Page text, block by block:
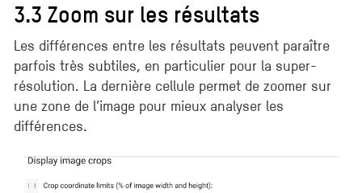
3.3 Zoom sur les résultats
Les différences entre les résultats peuvent paraître
parfois très subtiles, en particulier pour la super-
résolution. La dernière cellule permet de zoomer sur
une zone de l’image pour mieux analyser les
différences.